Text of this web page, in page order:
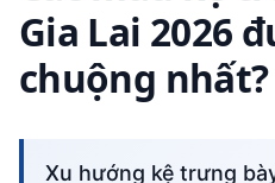
Gia Lai 2026
chuộng nhất?
Xu hướng kệ trưng bày tại Gia Lai 2026 tập